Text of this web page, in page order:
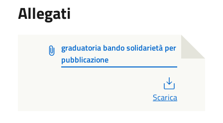
Allegati
graduatoria bando solidarietà per
pubblicazione
Scarica